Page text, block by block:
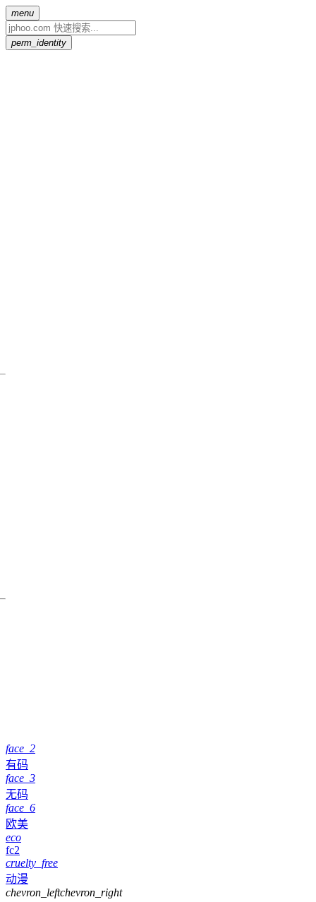
menu
perm_identity
face_2
有码
face_3
无码
face_6
欧美
eco
fc2
cruelty_free
动漫
chevron_leftchevron_right